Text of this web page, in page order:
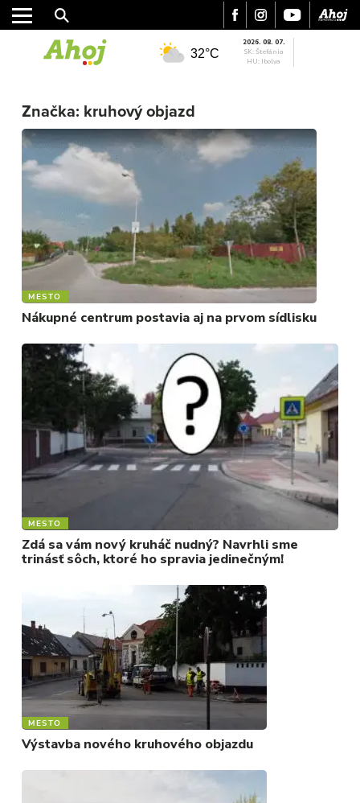
ŠPORT
KULTÚRA
FOTKY
VIDEO
MIX
32°C
2026. 08. 07.
SK: Štefánia
HU: Ibolya
Značka: kruhový objazd
MESTO
Nákupné centrum postavia aj na prvom sídlisku
MESTO
Zdá sa vám nový kruháč nudný? Navrhli sme
trinásť sôch, ktoré ho spravia jedinečným!
MESTO
Výstavba nového kruhového objazdu